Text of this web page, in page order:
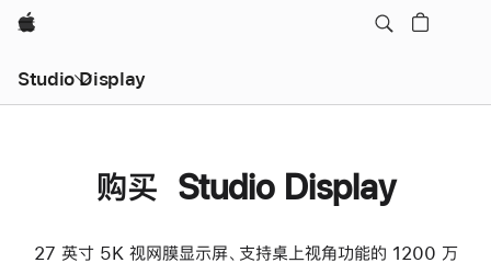
Apple
Studio Display
购买 Studio Display
27 英寸 5K 视网膜显示屏、支持桌上视角功能的 1200 万